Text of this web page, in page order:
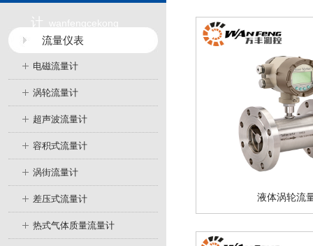
计 wanfengcekong
流量仪表
电磁流量计
涡轮流量计
超声波流量计
容积式流量计
涡街流量计
差压式流量计
热式气体质量流量计
液体涡轮流